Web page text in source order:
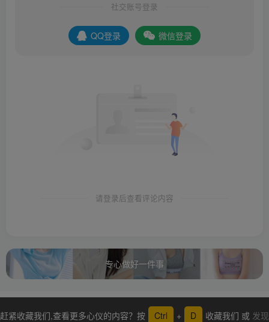
社交账号登录
QQ登录 微信登录
请登录后查看评论内容
专心做好一件事
赶紧收藏我们,查看更多心仪的内容？按 Ctrl + D 收藏我们 或 发现